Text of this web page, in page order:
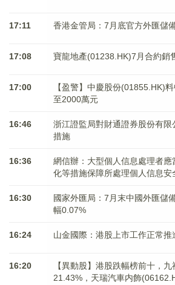
17:11 香港金管局：7月底官方外匯儲
17:08 寶龍地產(01238.HK)7月合約銷
17:00
【盈警】中慶股份(01855.HK)
至2000萬元
16:46
浙江證監局對財通證券股份有限
措施
16:36
網信辦：大型個人信息處理者
化等措施保障所處理個人信息安
16:30
國家外匯局：7月末中國外匯儲
幅0.07%
16:24 山金國際：港股上市工作正常推
16:20
【異動股】港股跌幅榜前十，
21.43%，天瑞汽車内飾